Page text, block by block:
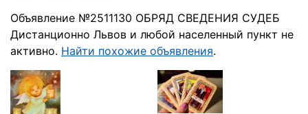
Объявление №2511130 ОБРЯД СВЕДЕНИЯ СУДЕБ
Дистанционно Львов и любой населенный пункт не
активно. Найти похожие объявления.